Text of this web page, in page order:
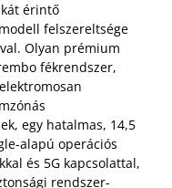
érintő
felszereltsége
Olyan prémium
fékrendszer,
egy hatalmas, 14,5
alapú operációs
és 5G kapcsolattal,
rendszer-